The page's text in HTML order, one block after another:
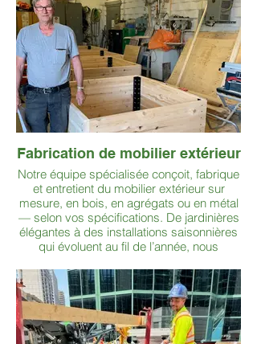
Fabrication de mobilier extérieur
Notre équipe spécialisée conçoit, fabrique
et entretient du mobilier extérieur sur
mesure, en bois, en agrégats ou en métal
— selon vos spécifications. De jardinières
élégantes à des installations saisonnières
qui évoluent au fil de l’année, nous
savoir-faire. La seule limite est votre
imagination!